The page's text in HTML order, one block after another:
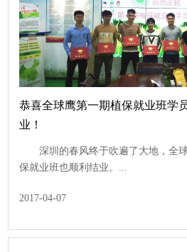
恭喜全球鹰第一期植保就业班学
业！
深圳的春风终于吹遍了大地，全
保就业班也顺利结业。...
2017-04-07